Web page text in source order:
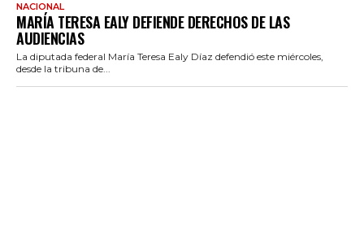
NACIONAL
MARÍA TERESA EALY DEFIENDE DERECHOS DE LAS
AUDIENCIAS
La diputada federal María Teresa Ealy Díaz defendió este miércoles,
desde la tribuna de...